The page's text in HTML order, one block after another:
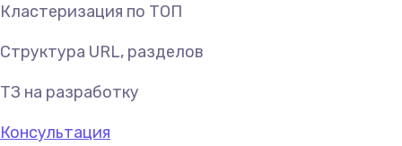
Кластеризация по ТОП
Структура URL, разделов
ТЗ на разработку
Консультация